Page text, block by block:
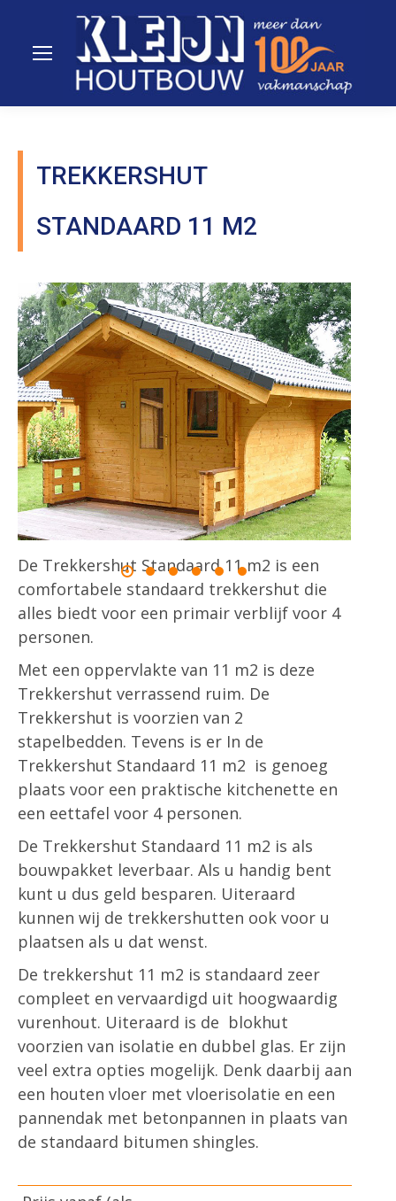
TREKKERSHUT
STANDAARD 11 M2
De Trekkershut Standaard 11 m2 is een
comfortabele standaard trekkershut die
alles biedt voor een primair verblijf voor 4
personen.
Met een oppervlakte van 11 m2 is deze
Trekkershut verrassend ruim. De
Trekkershut is voorzien van 2
stapelbedden. Tevens is er In de
Trekkershut Standaard 11 m2 is genoeg
plaats voor een praktische kitchenette en
een eettafel voor 4 personen.
De Trekkershut Standaard 11 m2 is als
bouwpakket leverbaar. Als u handig bent
kunt u dus geld besparen. Uiteraard
kunnen wij de trekkershutten ook voor u
plaatsen als u dat wenst.
De trekkershut 11 m2 is standaard zeer
compleet en vervaardigd uit hoogwaardig
vurenhout. Uiteraard is de blokhut
voorzien van isolatie en dubbel glas. Er zijn
veel extra opties mogelijk. Denk daarbij aan
een houten vloer met vloerisolatie en een
pannendak met betonpannen in plaats van
de standaard bitumen shingles.